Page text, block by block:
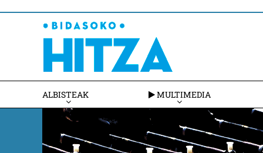
ALBISTEAK MULTIMEDIA